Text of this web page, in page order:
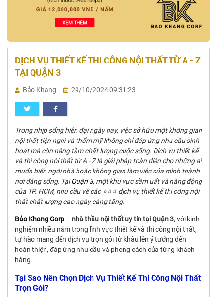
DỊCH VỤ THIẾT KẾ THI CÔNG NỘI THẤT TỪ A - Z
TẠI QUẬN 3
Bảo Khang 29/10/2024 09:31:23
Trong nhịp sống hiện đại ngày nay, việc sở hữu một không gian
nội thất tiện nghi và thẩm mỹ không chỉ đáp ứng nhu cầu sinh
hoạt mà còn nâng tầm chất lượng cuộc sống. Dịch vụ thiết kế
và thi công nội thất từ A - Z là giải pháp toàn diện cho những ai
muốn biến ngôi nhà hoặc không gian làm việc của mình thành
nơi đáng sống. TạiQuận 3, một khu vực sầm uất và năng động
của TP. HCM, nhu cầu về các ⭐⭐⭐ dịch vụ thiết kế thi công nội
thất chất lượng cao ngày càng tăng.
Bảo Khang Corp – nhà thầu nội thất uy tín tại Quận 3, với kinh
nghiệm nhiều năm trong lĩnh vực thiết kế và thi công nội thất,
tự hào mang đến dịch vụ trọn gói từ khâu lên ý tưởng đến
hoàn thiện, đáp ứng nhu cầu và phong cách của từng khách
hàng.
Tại Sao Nên Chọn Dịch Vụ Thiết Kế Thi Công Nội Thất
Trọn Gói?